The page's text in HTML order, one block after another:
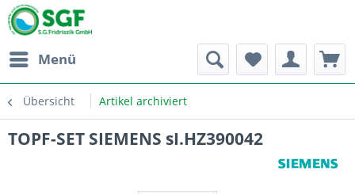
Menü
Übersicht Artikel archiviert
TOPF-SET SIEMENS sI.HZ390042